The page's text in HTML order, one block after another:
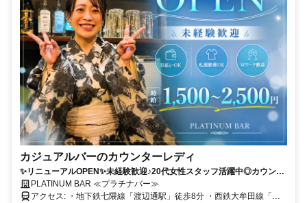
カジュアルバーのカウンターレディ
✨リニューアルOPEN✨未経験歓迎♪20代女性スタッフ活躍中◎カウンタ
ーだけのアットホームなBARです♪日払いOK・Wワーク歓迎・私服勤務
OK✨初めての方も安心して始められます♪
PLATINUM BAR ≪プラチナバー≫
アクセス: ・地下鉄七隈線「渡辺通駅」徒歩8分 ・西鉄大牟田線「西